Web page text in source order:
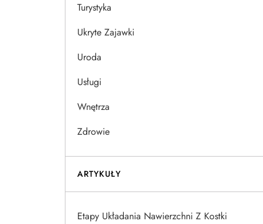
Turystyka
Ukryte Zajawki
Uroda
Usługi
Wnętrza
Zdrowie
ARTYKUŁY
Etapy Układania Nawierzchni Z Kostki